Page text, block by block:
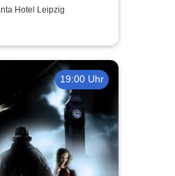
Hotel Leipzig
19:00 Uhr